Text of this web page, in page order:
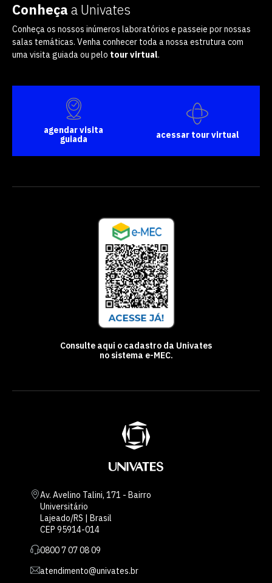
Conheça a Univates
Conheça os nossos inúmeros laboratórios e passeie por nossas
salas temáticas. Venha conhecer toda a nossa estrutura com
uma visita guiada ou pelo tour virtual.
agendar visita
guiada
acessar tour virtual
Consulte aqui o cadastro da Univates
no sistema e-MEC.
Av. Avelino Talini, 171 - Bairro
Universitário
Lajeado/RS | Brasil
CEP 95914-014
0800 7 07 08 09
atendimento@univates.br